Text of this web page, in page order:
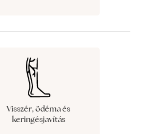
Visszér, ödéma és
keringésjavítás